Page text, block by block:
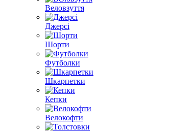
Веловзуття
Джерсі
Шорти
Футболки
Шкарпетки
Кепки
Велокофти